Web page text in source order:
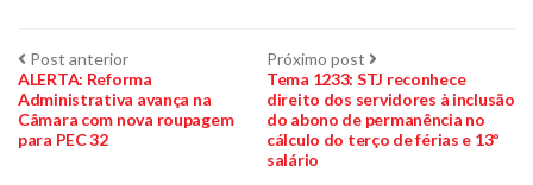
Navegação
de
Post
Post anteriorPost
anterior:
ALERTA: Reforma
Administrativa avança na
Câmara com nova roupagem
para PEC 32
Próximo post Próximo
post:
Tema 1233: STJ reconhece
direito dos servidores à inclusão
do abono de permanência no
cálculo do terço de férias e 13º
salário